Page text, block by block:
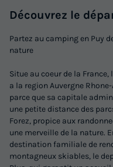
Découvrez le
Partez au camping en Puy
nature
Situe au coeur de la
a la region Auvergne
parce que sa capitale
une petite distance des
Forez, propice aux
une merveille de la nature.
destination familiale de
montagneux skiables, le